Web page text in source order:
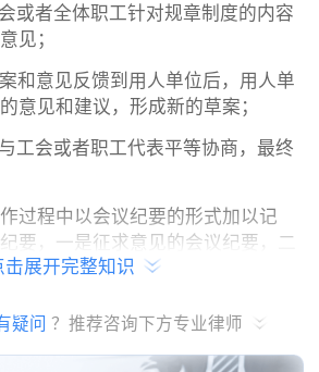
击展开完整知识
者全体职工针对规章制度的内容
见；
意见反馈到用人单位后，用人单
意见和建议，形成新的草案；
会或者职工代表平等协商，最终
程中以会议纪要的形式加以记
要，一是征求意见的会议纪要，二
要，参会人员在会议纪要中签字。
序的举证责任。
下疑问：
疑问 ？推荐咨询下方专业律师